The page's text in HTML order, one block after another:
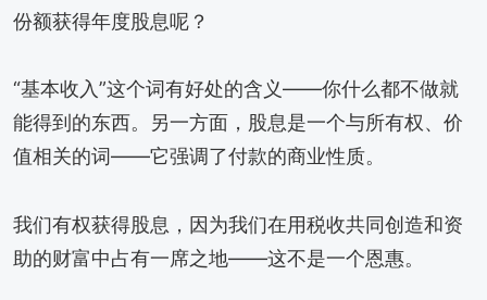
份额获得年度股息呢？
“基本收入”这个词有好处的含义——你什么都不做就
能得到的东西。另一方面，股息是一个与所有权、价
值相关的词——它强调了付款的商业性质。
我们有权获得股息，因为我们在用税收共同创造和资
助的财富中占有一席之地——这不是一个恩惠。